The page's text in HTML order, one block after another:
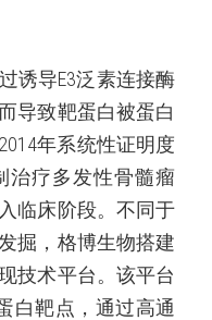
诱导E3泛素连接酶
导致靶蛋白被蛋白
年系统性证明度
治疗多发性骨髓瘤
临床阶段。不同于
掘，格博生物搭建
技术平台。该平台
白靶点，通过高通